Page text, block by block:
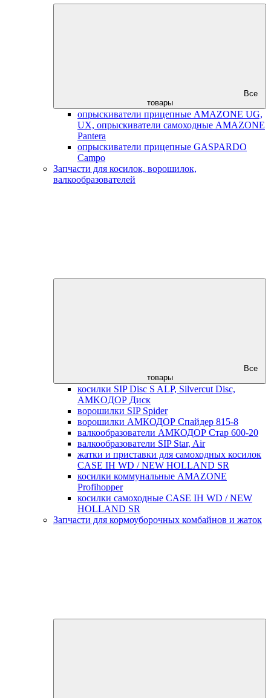
Все
товары
опрыскиватели прицепные AMAZONE UG,
UX, опрыскиватели самоходные AMAZONE
Pantera
опрыскиватели прицепные GASPARDO
Campo
Запчасти для косилок, ворошилок,
валкообразователей
Все
товары
косилки SIP Disc S ALP, Silvercut Disc,
AMKOДОР Диск
ворошилки SIP Spider
ворошилки АМКОДОР Спайдер 815-8
валкообразователи АМКОДОР Стар 600-20
валкообразователи SIP Star, Air
жатки и приставки для самоходных косилок
CASE IH WD / NEW HOLLAND SR
косилки коммунальные AMAZONE
Profihopper
косилки самоходные CASE IH WD / NEW
HOLLAND SR
Запчасти для кормоуборочных комбайнов и жаток